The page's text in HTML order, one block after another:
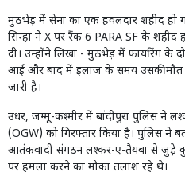
मुठभेड़ में सेना का एक हवलदार शहीद हो
सिन्हा ने X पर रैंक 6 PARA SF के
दी। उन्होंने लिखा - मुठभेड़ में फायरिंग के
आईं और बाद में इलाज के समय उसकी मौत
जारी है।
उधर, जम्मू-कश्मीर में बांदीपुरा पुलिस ने
(OGW) को गिरफ्तार किया है। पुलिस ने
आतंकवादी संगठन लश्कर-ए-तैयबा से जुड़े
पर हमला करने का मौका तलाश रहे थे।